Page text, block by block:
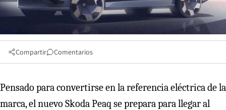
Compartir Comentarios
Pensado para convertirse en la referencia eléctrica de la
marca, el nuevo Skoda Peaq se prepara para llegar al